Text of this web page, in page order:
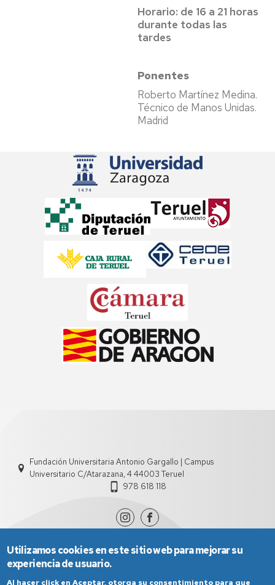
Horario: de 16 a 21 horas
durante todas las
tardes
Ponentes
Roberto Martínez Medina.
Técnico de Manos Unidas.
Madrid
Fundación Universitaria Antonio Gargallo | Campus
Universitario C/Atarazana, 4 44003 Teruel
978 618 118
Utilizamos cookies en este sitio web para mejorar su
experiencia de usuario.
Al hacer click en Aceptar, otorga su consentimiento para que